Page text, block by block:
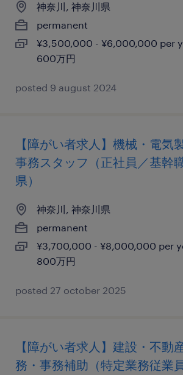
神奈川, 神奈川県
permanent
¥3,500,000 - ¥6,000,000 per
600万円
posted 9 august 2024
【障がい者求人】機械・電気
事務スタッフ（正社員／基幹
県）
神奈川, 神奈川県
permanent
¥3,700,000 - ¥8,000,000 per
800万円
posted 27 october 2025
【障がい者求人】建設・不動
務・事務補助（特定業務従業